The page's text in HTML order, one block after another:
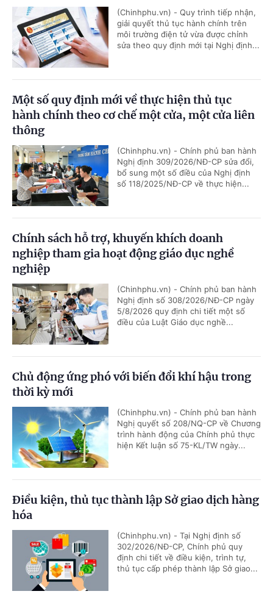
(Chinhphu.vn) - Quy trình tiếp nhận,
giải quyết thủ tục hành chính trên
môi trường điện tử vừa được chỉnh
sửa theo quy định mới tại Nghị định...
Một số quy định mới về thực hiện thủ tục
hành chính theo cơ chế một cửa, một cửa liên
thông
(Chinhphu.vn) - Chính phủ ban hành
Nghị định 309/2026/NĐ-CP sửa đổi,
bổ sung một số điều của Nghị định
số 118/2025/NĐ-CP về thực hiện...
Chính sách hỗ trợ, khuyến khích doanh
nghiệp tham gia hoạt động giáo dục nghề
nghiệp
(Chinhphu.vn) - Chính phủ ban hành
Nghị định số 308/2026/NĐ-CP ngày
5/8/2026 quy định chi tiết một số
điều của Luật Giáo dục nghề...
Chủ động ứng phó với biến đổi khí hậu trong
thời kỳ mới
(Chinhphu.vn) - Chính phủ ban hành
Nghị quyết số 208/NQ-CP về Chương
trình hành động của Chính phủ thực
hiện Kết luận số 75-KL/TW ngày...
Điều kiện, thủ tục thành lập Sở giao dịch hàng
hóa
(Chinhphu.vn) - Tại Nghị định số
302/2026/NĐ-CP, Chính phủ quy
định chi tiết về điều kiện, trình tự,
thủ tục cấp phép thành lập Sở giao...